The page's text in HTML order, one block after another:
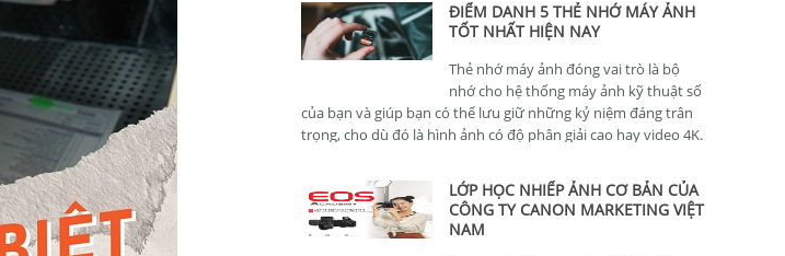
ĐIỂM DANH 5 THẺ NHỚ MÁY ẢNH
TỐT NHẤT HIỆN NAY
Thẻ nhớ máy ảnh đóng vai trò là bộ
nhớ cho hệ thống máy ảnh kỹ thuật số
của bạn và giúp bạn có thể lưu giữ những kỷ niệm đáng trân
trọng, cho dù đó là hình ảnh có độ phân giải cao hay video 4K.
LỚP HỌC NHIẾP ẢNH CƠ BẢN CỦA
CÔNG TY CANON MARKETING VIỆT
NAM